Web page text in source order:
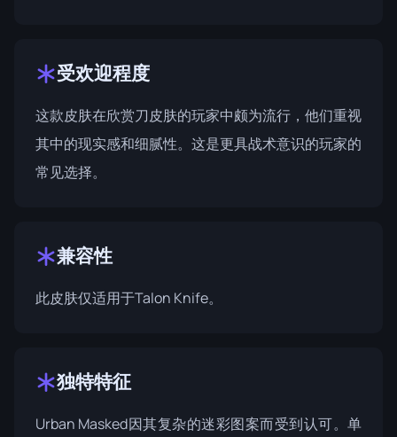
受欢迎程度
这款皮肤在欣赏刀皮肤的玩家中颇为流行，他们重视
其中的现实感和细腻性。这是更具战术意识的玩家的
常见选择。
兼容性
此皮肤仅适用于Talon Knife。
独特特征
Urban Masked因其复杂的迷彩图案而受到认可。单